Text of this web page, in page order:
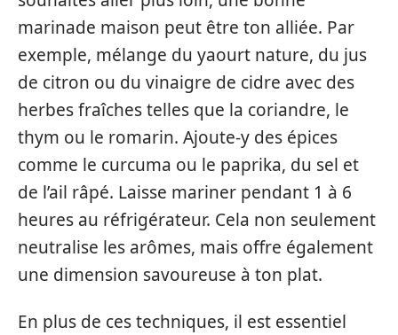
marinade maison peut être ton alliée. Par
exemple, mélange du yaourt nature, du jus
de citron ou du vinaigre de cidre avec des
herbes fraîches telles que la coriandre, le
thym ou le romarin. Ajoute-y des épices
comme le curcuma ou le paprika, du sel et
de l’ail râpé. Laisse mariner pendant 1 à 6
heures au réfrigérateur. Cela non seulement
neutralise les arômes, mais offre également
une dimension savoureuse à ton plat.
En plus de ces techniques, il est essentiel